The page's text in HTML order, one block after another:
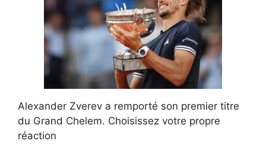
Alexander Zverev a remporté son premier titre
du Grand Chelem. Choisissez votre propre
réaction